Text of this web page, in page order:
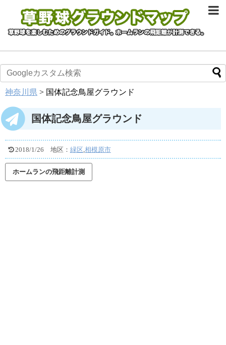
神奈川県 > 国体記念鳥屋グラウンド
国体記念鳥屋グラウンド
2018/1/26 地区： 緑区,相模原市